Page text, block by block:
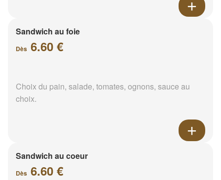
Sandwich au foie
Dès 6.60 €
Choix du pain, salade, tomates, ognons, sauce au
choix.
Sandwich au coeur
Dès 6.60 €